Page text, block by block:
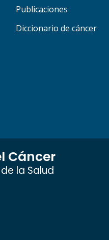
Publicaciones
Diccionario de cáncer
Cáncer
la Salud